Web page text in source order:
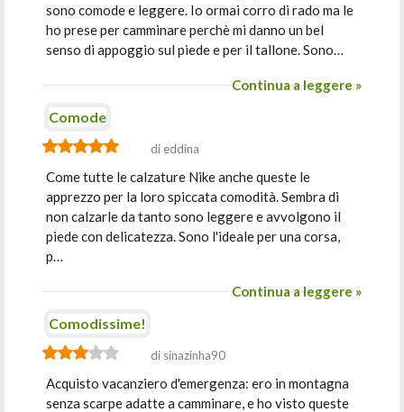
sono comode e leggere. Io ormai corro di rado ma le
ho prese per camminare perchè mi danno un bel
senso di appoggio sul piede e per il tallone. Sono…
Continua a leggere »
Comode
di eddina
Come tutte le calzature Nike anche queste le
apprezzo per la loro spiccata comodità. Sembra di
non calzarle da tanto sono leggere e avvolgono il
piede con delicatezza. Sono l'ideale per una corsa,
p…
Continua a leggere »
Comodissime!
di sinazinha90
Acquisto vacanziero d'emergenza: ero in montagna
senza scarpe adatte a camminare, e ho visto queste